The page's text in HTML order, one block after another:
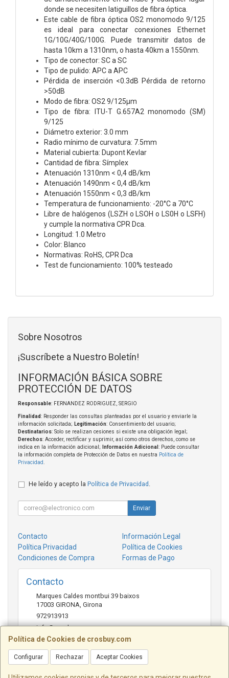
donde se necesiten latiguillos de fibra óptica.
Este cable de fibra óptica OS2 monomodo 9/125
es ideal para conectar conexiones Ethernet
1G/10G/40G/100G. Puede transmitir datos de
hasta 10km a 1310nm, o hasta 40km a 1550nm.
Tipo de conector: SC a SC
Tipo de pulido: APC a APC
Pérdida de inserción <0.3dB Pérdida de retorno
>50dB
Modo de fibra: OS2 9/125µm
Tipo de fibra: ITU-T G.657A2 monomodo (SM)
9/125
Diámetro exterior: 3.0 mm
Radio mínimo de curvatura: 7.5mm
Material cubierta: Dupont Kevlar
Cantidad de fibra: Símplex
Atenuación 1310nm < 0,4 dB/km
Atenuación 1490nm < 0,4 dB/km
Atenuación 1550nm < 0,3 dB/km
Temperatura de funcionamiento: -20°C a 70°C
Libre de halógenos (LSZH o LSOH o LS0H o LSFH)
y cumple la normativa CPR Dca.
Longitud: 1.0 Metro
Color: Blanco
Normativas: RoHS, CPR Dca
Test de funcionamiento: 100% testeado
Política de Cookies de crosbuy.com
Configurar Rechazar Aceptar Cookies
Sobre Nosotros
¡Suscríbete a Nuestro Boletín!
INFORMACIÓN BÁSICA SOBRE
PROTECCIÓN DE DATOS
Responsable: FERNANDEZ RODRIGUEZ, SERGIO
Finalidad: Responder las consultas planteadas por el usuario y enviarle la
información solicitada; Legitimación: Consentimiento del usuario;
Destinatarios: Solo se realizan cesiones si existe una obligación legal;
Derechos: Acceder, rectificar y suprimir, así como otros derechos, como se
indica en la información adicional;
Información Adicional : Puede consultar
la información completa de Protección de Datos en nuestra Política de
Privacidad
He leído y acepto la Política de Privacidad
Enviar
Contacto
Información Legal
Política Privacidad
Política de Cookies
Condiciones de Compra
Formas de Pago
Contacto
Marques Caldes montbui 39 baixos
17003 GIRONA Girona
972913913
info@crosbuy.com
Horario
de 10:00 a 13:30 y de 16:30 a 20:00